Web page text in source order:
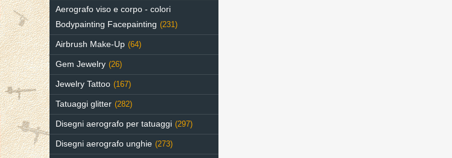
Aerografo viso e corpo - colori
Bodypainting Facepainting (231)
Airbrush Make-Up (64)
Gem Jewelry (26)
Jewelry Tattoo (167)
Tatuaggi glitter (282)
Disegni aerografo per tatuaggi (297)
Disegni aerografo unghie (273)